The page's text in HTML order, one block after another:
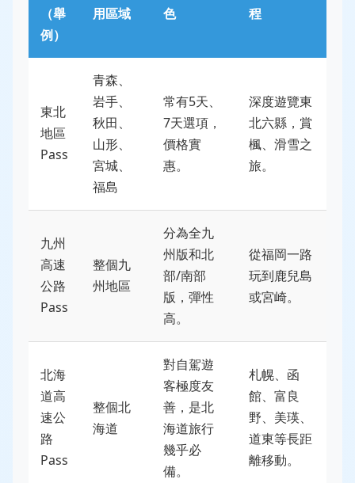
（舉
例）
用區域
色
程
東北
地區
Pass
青森、
岩手、
秋田、
山形、
宮城、
福島
常有5天、
7天選項，
價格實
惠。
深度遊覽東
北六縣，賞
楓、滑雪之
旅。
九州
高速
公路
Pass
整個九
州地區
分為全九
州版和北
部/南部
版，彈性
高。
從福岡一路
玩到鹿兒島
或宮崎。
北海
道高
速公
路
Pass
整個北
海道
對自駕遊
客極度友
善，是北
海道旅行
幾乎必
備。
札幌、函
館、富良
野、美瑛、
道東等長距
離移動。